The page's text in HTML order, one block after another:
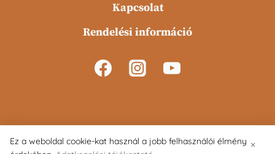
Kapcsolat
Rendelési információ
×
Ez a weboldal cookie-kat használ a jobb felhasználói élmény